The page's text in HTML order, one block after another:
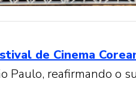
de Cinema
Paulo, reafirmando o